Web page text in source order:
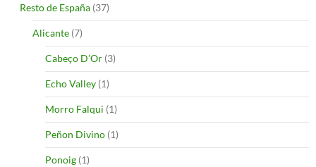
Resto de España (37)
Alicante (7)
Cabeço D’Or (3)
Echo Valley (1)
Morro Falqui (1)
Peñon Divino (1)
Ponoig (1)